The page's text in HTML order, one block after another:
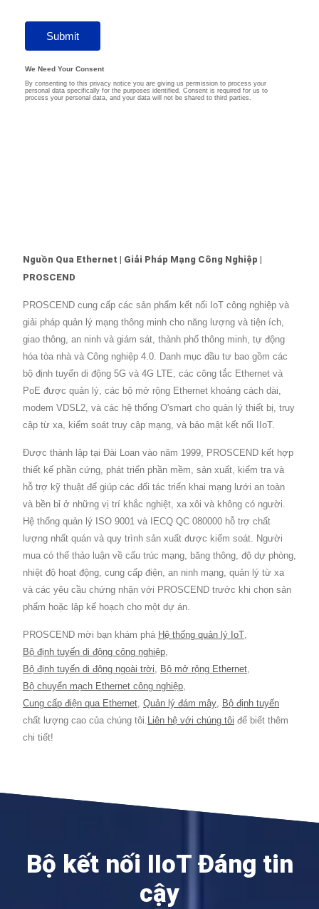
Nguồn Qua Ethernet | Giải Pháp Mạng Công Nghiệp |
PROSCEND
PROSCEND cung cấp các sản phẩm kết nối IoT công nghiệp và
giải pháp quản lý mạng thông minh cho năng lượng và tiện ích,
giao thông, an ninh và giám sát, thành phố thông minh, tự động
hóa tòa nhà và Công nghiệp 4.0. Danh mục đầu tư bao gồm các
bộ định tuyến di động 5G và 4G LTE, các công tắc Ethernet và
PoE được quản lý, các bộ mở rộng Ethernet khoảng cách dài,
modem VDSL2, và các hệ thống O'smart cho quản lý thiết bị, truy
cập từ xa, kiểm soát truy cập mạng, và bảo mật kết nối IIoT.
Được thành lập tại Đài Loan vào năm 1999, PROSCEND kết hợp
thiết kế phần cứng, phát triển phần mềm, sản xuất, kiểm tra và
hỗ trợ kỹ thuật để giúp các đối tác triển khai mạng lưới an toàn
và bền bỉ ở những vị trí khắc nghiệt, xa xôi và không có người.
Hệ thống quản lý ISO 9001 và IECQ QC 080000 hỗ trợ chất
lượng nhất quán và quy trình sản xuất được kiểm soát. Người
mua có thể thảo luận về cấu trúc mạng, băng thông, độ dự phòng,
nhiệt độ hoạt động, cung cấp điện, an ninh mạng, quản lý từ xa
và các yêu cầu chứng nhận với PROSCEND trước khi chọn sản
phẩm hoặc lập kế hoạch cho một dự án.
PROSCEND mời bạn khám phá Hệ thống quản lý IoT,
Bộ định tuyến di động công nghiệp,
Bộ định tuyến di động ngoài trời, Bộ mở rộng Ethernet,
Bộ chuyển mạch Ethernet công nghiệp,
Cung cấp điện qua Ethernet, Quản lý đám mây, Bộ định tuyến
chất lượng cao của chúng tôi. Liên hệ với chúng tôi để biết thêm
chi tiết!
Bộ kết nối IIoT Đáng tin
cậy